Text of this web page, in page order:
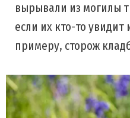
вырывали из могилы
если их кто-то
примеру, сторож